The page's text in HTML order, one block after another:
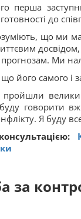
перша
до
що ми
Ми
його самого і
пройшли
говорити
Я буду
за